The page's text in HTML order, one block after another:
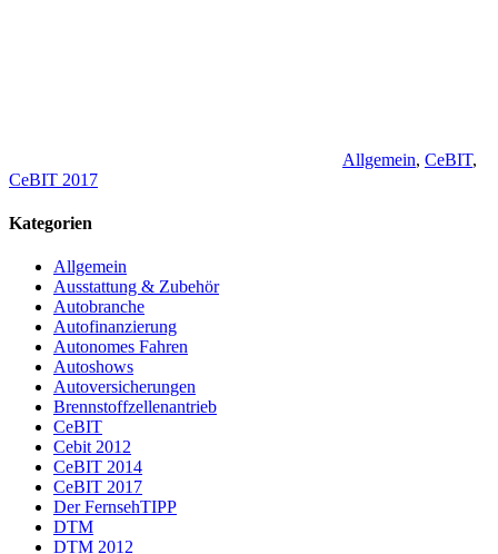
Allgemein, CeBIT,
CeBIT 2017
Kategorien
Allgemein
Ausstattung & Zubehör
Autobranche
Autofinanzierung
Autonomes Fahren
Autoshows
Autoversicherungen
Brennstoffzellenantrieb
CeBIT
Cebit 2012
CeBIT 2014
CeBIT 2017
Der FernsehTIPP
DTM
DTM 2012